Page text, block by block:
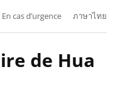
En cas d’urgence ภาษาไทย
de Hua